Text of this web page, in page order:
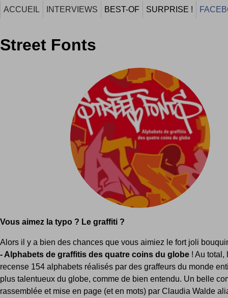
ACCUEIL INTERVIEWS BEST-OF SURPRISE !
Street Fonts
Vous aimez la typo ? Le graffiti ?
Alors il y a bien des chances que vous aimiez le fort joli
- Alphabets de graffitis des quatre coins du globe ! Au total,
recense 154 alphabets réalisés par des graffeurs du monde
plus talentueux du globe, comme de bien entendu. Un belle
rassemblée et mise en page (et en mots) par Claudia Walde